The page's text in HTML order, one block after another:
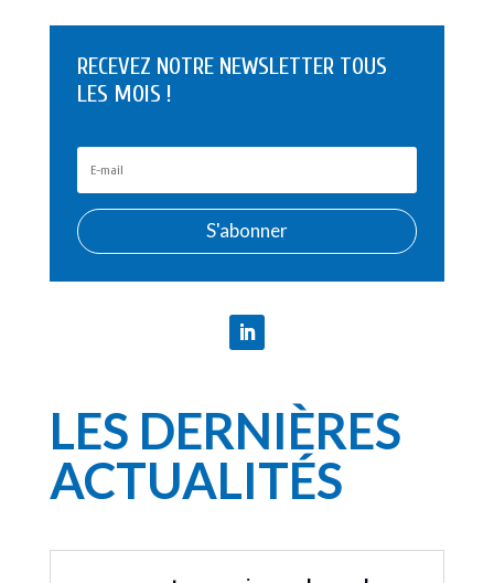
RECEVEZ NOTRE NEWSLETTER TOUS
LES MOIS !
S'abonner
LES DERNIÈRES
ACTUALITÉS